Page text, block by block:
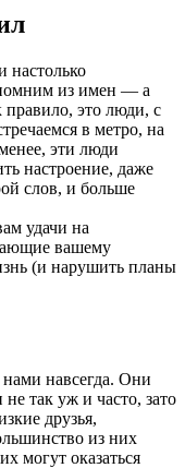
из имен — а
правило, это люди, с
в метро, на
эти люди
настроение, даже
слов, и больше
удачи на
вашему
(и нарушить планы
навсегда. Они
так уж и часто, зато
друзья,
из них
могут оказаться